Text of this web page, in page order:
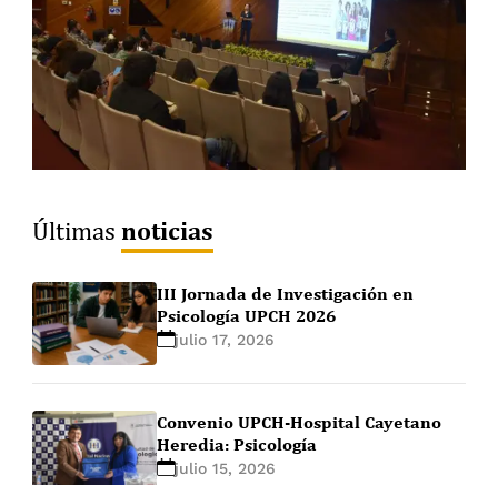
Últimasnoticias
III Jornada de Investigación en
Psicología UPCH 2026
julio 17, 2026
Convenio UPCH-Hospital Cayetano
Heredia: Psicología
julio 15, 2026